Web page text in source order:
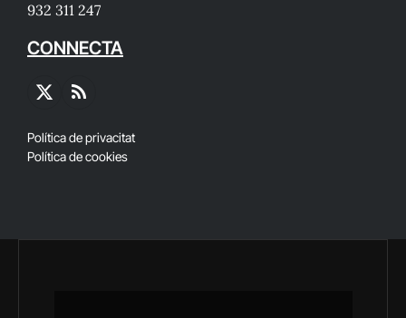
932 311 247
CONNECTA
X
RSS
Política de privacitat
Política de cookies